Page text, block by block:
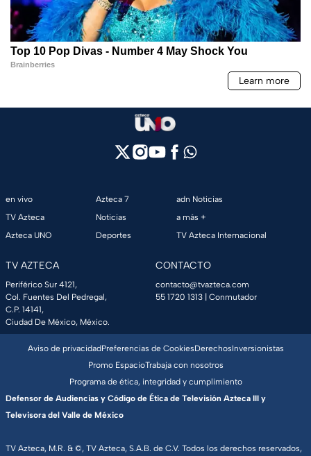
en vivo
TV Azteca
Azteca UNO
Azteca 7
Noticias
Deportes
adn Noticias
a más +
TV Azteca Internacional
TV AZTECA
Periférico Sur 4121,
Col. Fuentes Del Pedregal,
C.P. 14141,
Ciudad De México, México.
CONTACTO
contacto@tvazteca.com
55 1720 1313 | Conmutador
TV Azteca, M.R. & ©, TV Azteca, S.A.B. de C.V. Todos los derechos reservados,
Aviso de privacidadPreferencias de CookiesDerechosInversionistas
Promo EspacioTrabaja con nosotros
Programa de ética, integridad y cumplimiento
Defensor de Audiencias y Código de Ética de Televisión Azteca III y
Televisora del Valle de México